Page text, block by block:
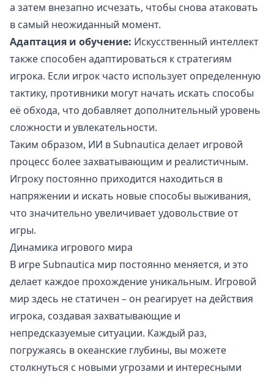
а затем внезапно исчезать, чтобы снова атаковать
в самый неожиданный момент.
Адаптация и обучение: Искусственный интеллект
также способен адаптироваться к стратегиям
игрока. Если игрок часто использует определенную
тактику, противники могут начать искать способы
её обхода, что добавляет дополнительный уровень
сложности и увлекательности.
Таким образом, ИИ в Subnautica делает игровой
процесс более захватывающим и реалистичным.
Игроку постоянно приходится находиться в
напряжении и искать новые способы выживания,
что значительно увеличивает удовольствие от
игры.
Динамика игрового мира
В игре Subnautica мир постоянно меняется, и это
делает каждое прохождение уникальным. Игровой
мир здесь не статичен – он реагирует на действия
игрока, создавая захватывающие и
непредсказуемые ситуации. Каждый раз,
погружаясь в океанские глубины, вы можете
столкнуться с новыми угрозами и интересными